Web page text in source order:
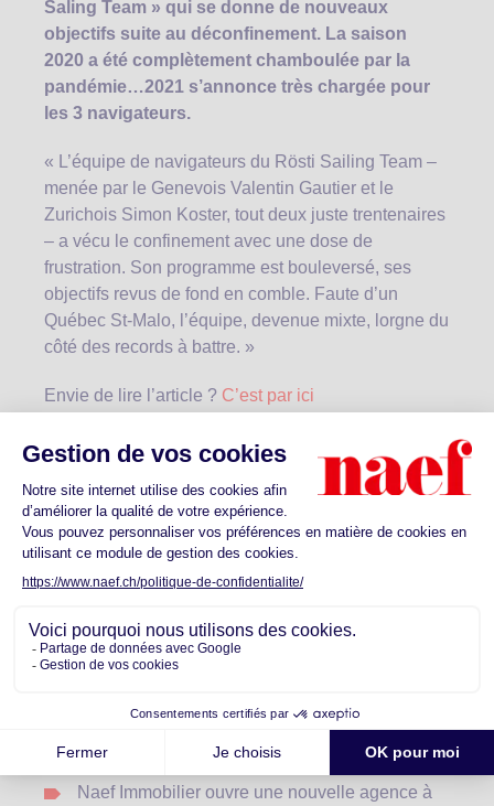
Saling Team » qui se donne de nouveaux
objectifs suite au déconfinement. La saison
2020 a été complètement chamboulée par la
pandémie…2021 s’annonce très chargée pour
les 3 navigateurs.
« L’équipe de navigateurs du Rösti Sailing Team –
menée par le Genevois Valentin Gautier et le
Zurichois Simon Koster, tout deux juste trentenaires
– a vécu le confinement avec une dose de
frustration. Son programme est bouleversé, ses
objectifs revus de fond en comble. Faute d’un
Québec St-Malo, l’équipe, devenue mixte, lorgne du
côté des records à battre. »
Envie de lire l’article ? C’est par ici
Naef Immobilier
Catégories:Actualités Immobilières
Snapshot 2025 : le marché immobilier
Voeux 2026
Naef Immobilier ouvre une nouvelle agence à